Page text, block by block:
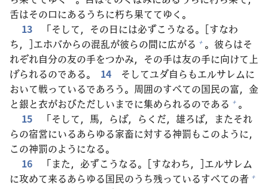
舌はその口にあるうちに朽ち果ててゆく。
13
「そして，その日には必ずこうなる。[すなわ
ち，]エホバからの混乱が彼らの間に広がる + 。 彼らはそ
れぞれ自分の友の手をつかみ，その手は友の手に向けて 上
げられるのである。
14 そしてユダ自らもエルサレムに
おいて戦っているであろう。 周囲のすべての国民の富， 金
と銀と衣がおびただしいまでに集められるのである + 。
15
「そして， 馬，らば，らくだ， 雄ろば，またそれ
らの宿営にいるあらゆる家畜に対する神罰もこのように，
この神罰のようになる。
16
「また， 必ずこうなる。[すなわち，]エルサレム
に攻めて来るあらゆる国民のうち残っているすべての者 +